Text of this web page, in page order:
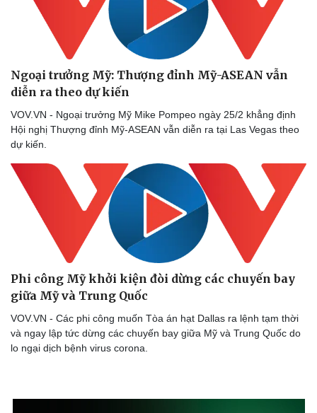
Sức khỏe
Dinh dưỡng - món ngon
Sản phụ khoa
Nhi khoa
Nam khoa
Làm đẹp - giảm cân
Phòng mạch online
Ăn sạch sống khỏe
Đời sống
Tình yêu - Gia đình
Ngoại trưởng Mỹ: Thượng đỉnh Mỹ-ASEAN vẫn
diễn ra theo dự kiến
VOV.VN - Ngoại trưởng Mỹ Mike Pompeo ngày 25/2 khẳng định
Hội nghị Thượng đỉnh Mỹ-ASEAN vẫn diễn ra tại Las Vegas theo
dự kiến.
Phi công Mỹ khởi kiện đòi dừng các chuyến bay
giữa Mỹ và Trung Quốc
VOV.VN - Các phi công muốn Tòa án hạt Dallas ra lệnh tạm thời
và ngay lập tức dừng các chuyến bay giữa Mỹ và Trung Quốc do
lo ngại dịch bệnh virus corona.